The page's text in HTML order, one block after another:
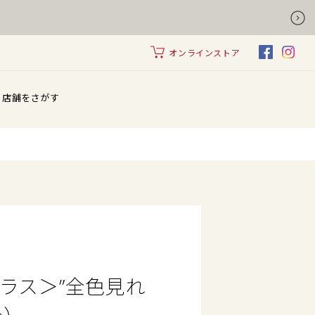
オンラインストア
店舗をさがす
ス＞”全色見れ